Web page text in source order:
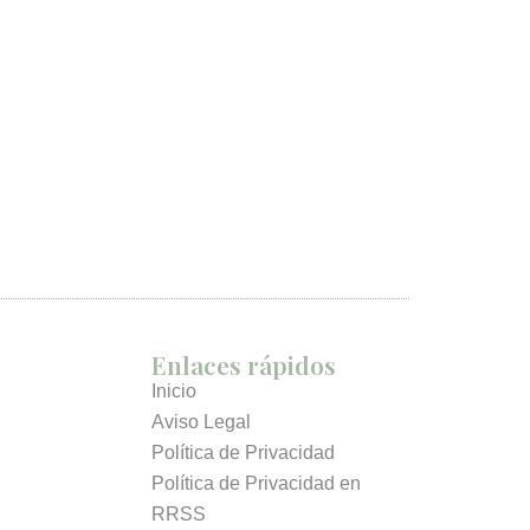
Enlaces rápidos
Inicio
Aviso Legal
Política de Privacidad
Política de Privacidad en
RRSS